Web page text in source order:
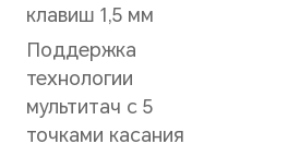
Датчики
Датчик Холла